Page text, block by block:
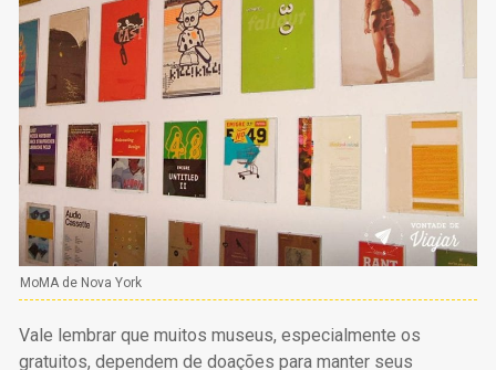
MoMA de Nova York
Vale lembrar que muitos museus, especialmente os
gratuitos, dependem de doações para manter seus